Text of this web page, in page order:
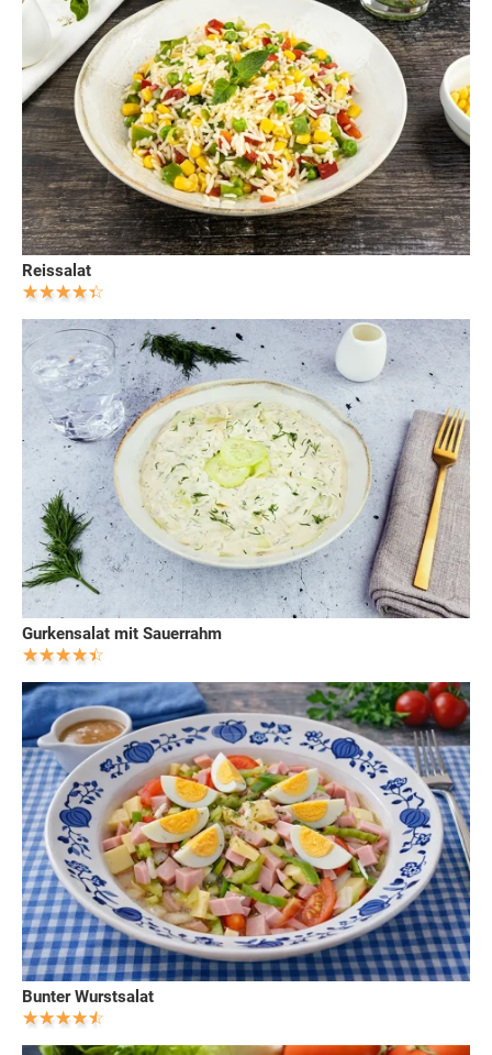
Reissalat
Gurkensalat mit Sauerrahm
Bunter Wurstsalat